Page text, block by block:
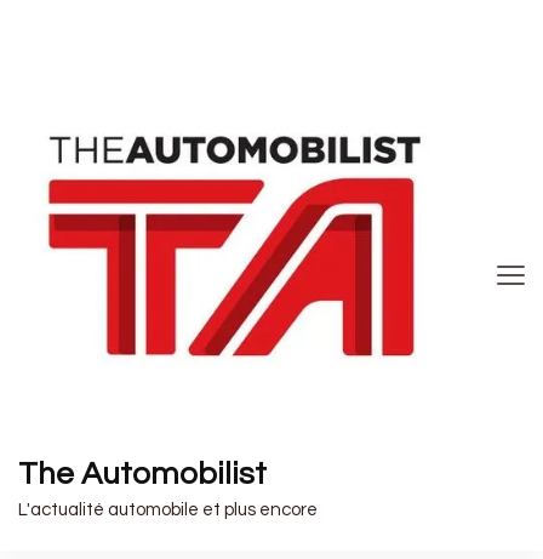
The Automobilist
L'actualité automobile et plus encore